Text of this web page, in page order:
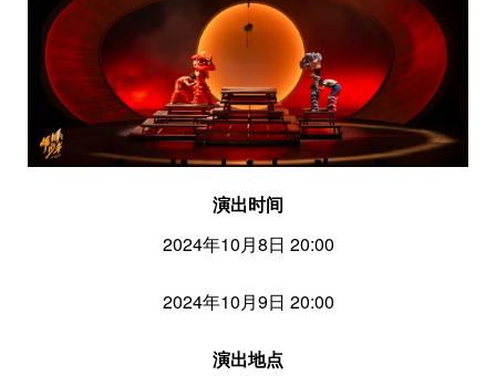
演出时间
2024年10月8日 20:00
2024年10月9日 20:00
演出地点